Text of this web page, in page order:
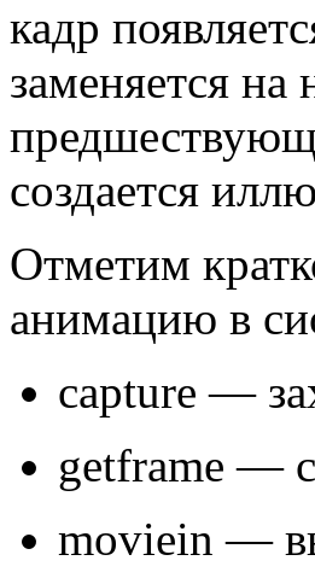
кадр
заменяется
создается
Отметим
анимацию в
capture —
getframe —
moviein —